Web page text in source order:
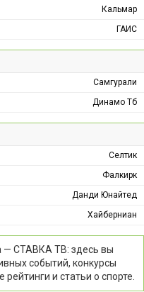
Кальмар
ГАИС
Самгурали
Динамо Тб
Селтик
Фалкирк
Данди Юнайтед
Хайберниан
— СТАВКА ТВ: здесь вы
событий, конкурсы
рейтинги и статьи о спорте.